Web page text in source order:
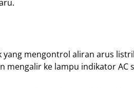
mengontrol aliran arus
mengalir ke lampu indikator AC